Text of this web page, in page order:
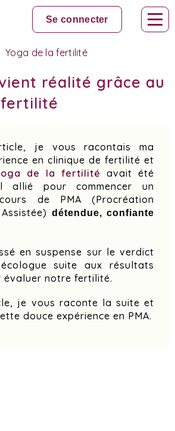
Se connecter
réalité grâce au
je vous racontais ma
en clinique de fertilité et
de la fertilité avait été
allié pour commencer un
de PMA (Procréation
détendue, confiante
en suspense sur le verdict
suite aux résultats
évaluer notre fertilité.
je vous raconte la suite et
douce expérience en PMA.